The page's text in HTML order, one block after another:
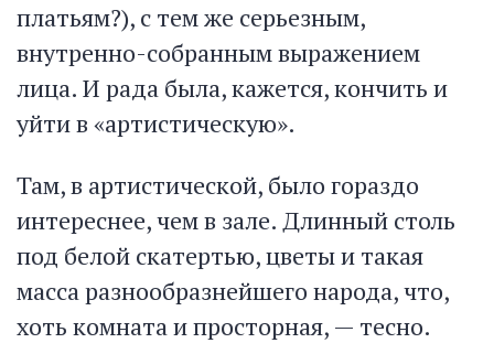
платьям?), с тем же серьезным,
внутренно-собранным выражением
лица. И рада была, кажется, кончить и
уйти в «артистическую».
Там, в артистической, было гораздо
интереснее, чем в зале. Длинный столь
под белой скатертью, цветы и такая
масса разнообразнейшего народа, что,
хоть комната и просторная, — тесно.